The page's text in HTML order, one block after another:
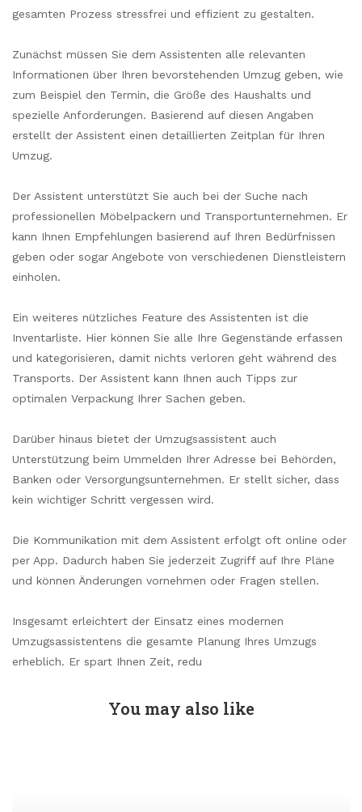
gesamten Prozess stressfrei und effizient zu gestalten.
Zunächst müssen Sie dem Assistenten alle relevanten
Informationen über Ihren bevorstehenden Umzug geben, wie
zum Beispiel den Termin, die Größe des Haushalts und
spezielle Anforderungen. Basierend auf diesen Angaben
erstellt der Assistent einen detaillierten Zeitplan für Ihren
Umzug.
Der Assistent unterstützt Sie auch bei der Suche nach
professionellen Möbelpackern und Transportunternehmen. Er
kann Ihnen Empfehlungen basierend auf Ihren Bedürfnissen
geben oder sogar Angebote von verschiedenen Dienstleistern
einholen.
Ein weiteres nützliches Feature des Assistenten ist die
Inventarliste. Hier können Sie alle Ihre Gegenstände erfassen
und kategorisieren, damit nichts verloren geht während des
Transports. Der Assistent kann Ihnen auch Tipps zur
optimalen Verpackung Ihrer Sachen geben.
Darüber hinaus bietet der Umzugsassistent auch
Unterstützung beim Ummelden Ihrer Adresse bei Behörden,
Banken oder Versorgungsunternehmen. Er stellt sicher, dass
kein wichtiger Schritt vergessen wird.
Die Kommunikation mit dem Assistent erfolgt oft online oder
per App. Dadurch haben Sie jederzeit Zugriff auf Ihre Pläne
und können Änderungen vornehmen oder Fragen stellen.
Insgesamt erleichtert der Einsatz eines modernen
Umzugsassistentens die gesamte Planung Ihres Umzugs
erheblich. Er spart Ihnen Zeit, redu
You may also like